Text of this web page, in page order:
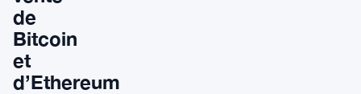
de
Bitcoin
et
d’Ethereum